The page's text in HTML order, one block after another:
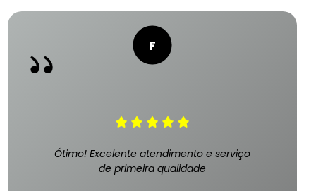
Ótimo! Excelente atendimento e serviço
de primeira qualidade